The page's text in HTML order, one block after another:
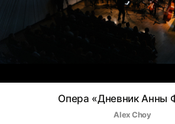
Опера «Дневник Анны
Alex Choy